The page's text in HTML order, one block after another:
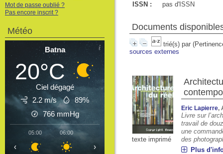
ISSN :
pas d'ISSN
Documents
trié(s) par
sources externes
texte imprimé
Eric Lapierre,
Livre sur
travail de
une
des
Plus
Mot de passe oublié ?
Pas encore inscrit ?
Météo
Batna
20°C
Ciel dégagé
2.2 m/s
89%
766 mmHg
05:00 06:00 07:00 08:00 09:00 10:00
‹ ›